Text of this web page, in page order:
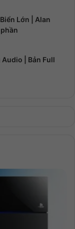
Lớn | Alan
Audio | Bản Full